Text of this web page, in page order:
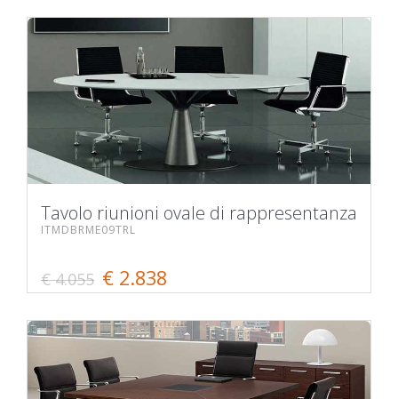
Tavolo riunioni ovale di rappresentanza
ITMDBRME09TRL
€ 4.055 € 2.838